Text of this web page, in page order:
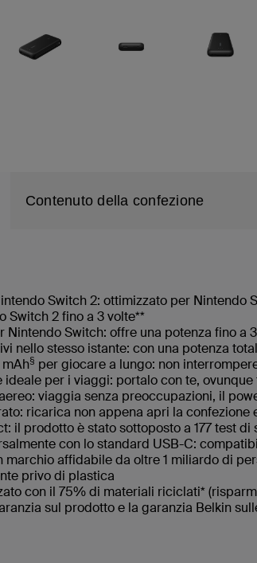
Contenuto della confezione
Switch 2: ottimizzato per Nintendo
Switch 2 fino a 3 volte**
Nintendo Switch: offre una potenza fino a
nello stesso istante: con una potenza
§ per giocare a lungo: non
ideale per i viaggi: portalo con te,
viaggia senza preoccupazioni, il
ricarica non appena apri la
il prodotto è stato sottoposto a 177 test
con lo standard USB-C:
marchio affidabile da oltre 1 miliardo di
privo di plastica
con il 75% di materiali riciclati*
sul prodotto e la garanzia Belkin